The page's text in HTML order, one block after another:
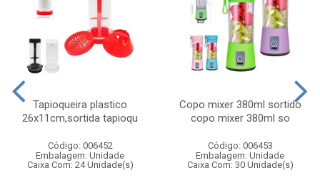
Tapioqueira plastico
26x11cm,sortida tapioqu
Código: 006452
Embalagem: Unidade
Caixa Com: 24 Unidade(s)
Copo mixer 380ml sortido
copo mixer 380ml so
Código: 006453
Embalagem: Unidade
Caixa Com: 30 Unidade(s)